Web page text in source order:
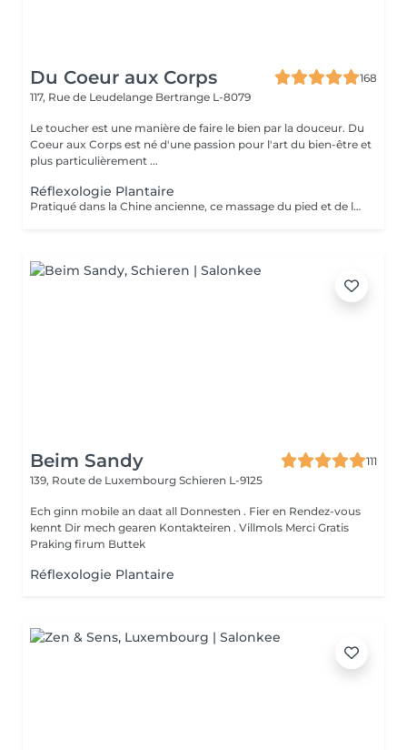
Du Coeur aux Corps
168
117, Rue de Leudelange Bertrange L-8079
Le toucher est une manière de faire le bien par la douceur. Du
Coeur aux Corps est né d'une passion pour l'art du bien-être et
plus particulièrement ...
Réflexologie Plantaire
Pratiqué dans la Chine ancienne, ce massage du pied et de la voûte plantaire utilise le processus d'auto-guérison. Il soulage, énergise et harmonise le corps par des pressions localisées sur les pieds. Un massage qui fait écho dans le corps entier.
Beim Sandy
111
139, Route de Luxembourg Schieren L-9125
Ech ginn mobile an daat all Donnesten . Fier en Rendez-vous
kennt Dir mech gearen Kontakteiren . Villmols Merci Gratis
Praking firum Buttek
Réflexologie Plantaire